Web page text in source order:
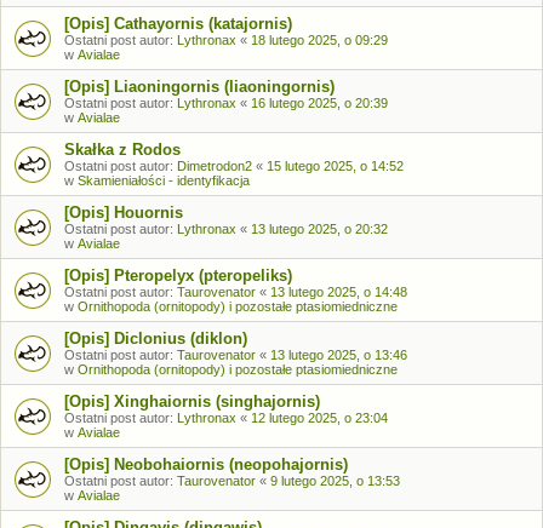
[Opis] Cathayornis (katajornis)
Ostatni post autor: Lythronax « 18 lutego 2025, o 09:29
w Avialae
[Opis] Liaoningornis (liaoningornis)
Ostatni post autor: Lythronax « 16 lutego 2025, o 20:39
w Avialae
Skałka z Rodos
Ostatni post autor: Dimetrodon2 « 15 lutego 2025, o 14:52
w Skamieniałości - identyfikacja
[Opis] Houornis
Ostatni post autor: Lythronax « 13 lutego 2025, o 20:32
w Avialae
[Opis] Pteropelyx (pteropeliks)
Ostatni post autor: Taurovenator « 13 lutego 2025, o 14:48
w Ornithopoda (ornitopody) i pozostałe ptasiomiedniczne
[Opis] Diclonius (diklon)
Ostatni post autor: Taurovenator « 13 lutego 2025, o 13:46
w Ornithopoda (ornitopody) i pozostałe ptasiomiedniczne
[Opis] Xinghaiornis (singhajornis)
Ostatni post autor: Lythronax « 12 lutego 2025, o 23:04
w Avialae
[Opis] Neobohaiornis (neopohajornis)
Ostatni post autor: Taurovenator « 9 lutego 2025, o 13:53
w Avialae